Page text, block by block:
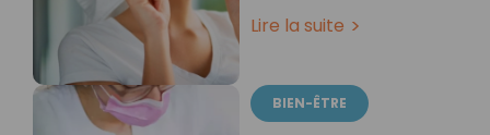
Lire la suite
BIEN-ÊTRE